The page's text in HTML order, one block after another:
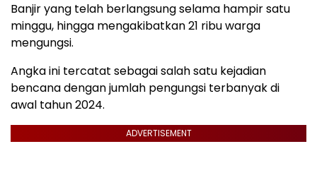
Banjir yang telah berlangsung selama hampir satu
minggu, hingga mengakibatkan 21 ribu warga
mengungsi.
Angka ini tercatat sebagai salah satu kejadian
bencana dengan jumlah pengungsi terbanyak di
awal tahun 2024.
ADVERTISEMENT